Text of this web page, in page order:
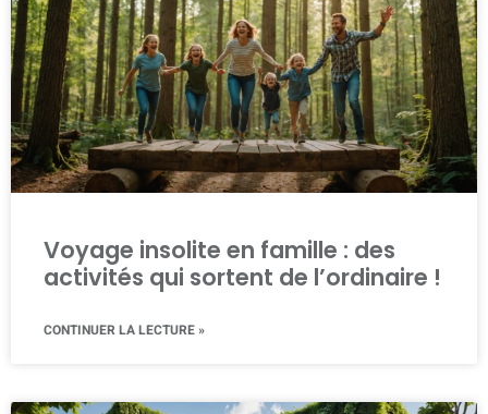
Voyage insolite en famille : des
activités qui sortent de l’ordinaire !
CONTINUER LA LECTURE »